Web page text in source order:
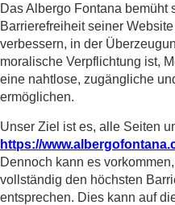
Das Albergo Fontana bemüht
Barrierefreiheit seiner
verbessern, in der
moralische Verpflichtung ist,
eine nahtlose, zugängliche
ermöglichen.
Unser Ziel ist es, alle Seiten
https://
Dennoch kann es
vollständig den höchsten
entsprechen. Dies kann auf